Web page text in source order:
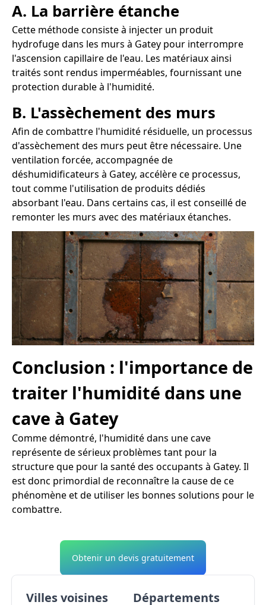
A. La barrière étanche
Cette méthode consiste à injecter un produit
hydrofuge dans les murs à Gatey pour interrompre
l'ascension capillaire de l'eau. Les matériaux ainsi
traités sont rendus imperméables, fournissant une
protection durable à l'humidité.
B. L'assèchement des murs
Afin de combattre l'humidité résiduelle, un processus
d'assèchement des murs peut être nécessaire. Une
ventilation forcée, accompagnée de
déshumidificateurs à Gatey, accélère ce processus,
tout comme l'utilisation de produits dédiés
absorbant l'eau. Dans certains cas, il est conseillé de
remonter les murs avec des matériaux étanches.
Conclusion : l'importance de
traiter l'humidité dans une
cave à Gatey
Comme démontré, l'humidité dans une cave
représente de sérieux problèmes tant pour la
structure que pour la santé des occupants à Gatey. Il
est donc primordial de reconnaître la cause de ce
phénomène et de utiliser les bonnes solutions pour le
combattre.
Obtenir un devis gratuitement
Villes voisines Départements